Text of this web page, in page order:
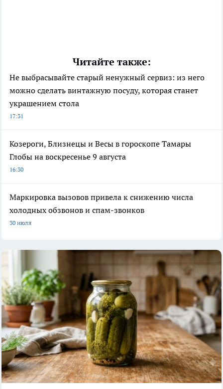
Читайте также:
Не выбрасывайте старый ненужный сервиз: из него
можно сделать винтажную посуду, которая станет
украшением стола
17:31
Козероги, Близнецы и Весы в гороскопе Тамары
Глобы на воскресенье 9 августа
16:30
Маркировка вызовов привела к снижению числа
холодных обзвонов и спам-звонков
30 июля